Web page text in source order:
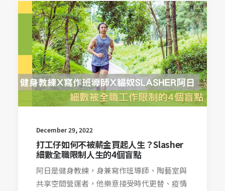
December 29, 2022
打工仔如何不被薪金買起人生？Slasher
細數全職限制人生的4個盲點
阿日是健身教練，身兼寫作班導師、陶藝室與
共享空間營運者，他樂意接受時代更替、疫情